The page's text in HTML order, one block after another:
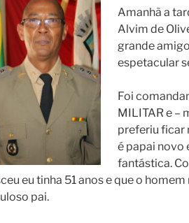
Amanhã a
Alvim de
grande
espetacular
Foi
MILITAR e –
preferiu ficar
é papai novo
fantástica.
eu tinha 51 anos e que o
pai.